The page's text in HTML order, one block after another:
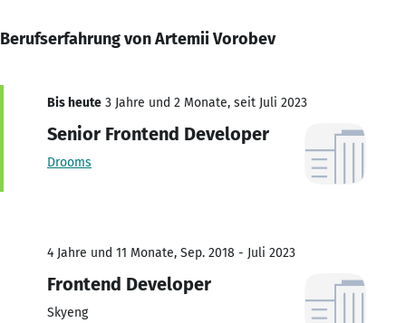
Berufserfahrung von Artemii Vorobev
Bis heute 3 Jahre und 2 Monate, seit Juli 2023
Senior Frontend Developer
Drooms
4 Jahre und 11 Monate, Sep. 2018 - Juli 2023
Frontend Developer
Skyeng